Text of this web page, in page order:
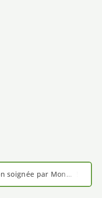
Livraison soignée par Mondial Relais en France et en Belgique